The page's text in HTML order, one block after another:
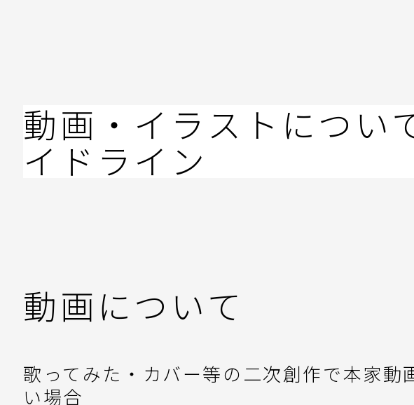
動画・イラストについ
イドライン
動画について
歌ってみた・カバー等の二次創作で本家動
い場合